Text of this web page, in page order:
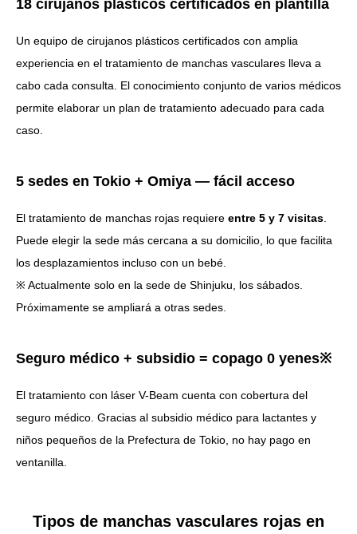
18 cirujanos plásticos certificados en plantilla
Un equipo de cirujanos plásticos certificados con amplia
experiencia en el tratamiento de manchas vasculares lleva a
cabo cada consulta. El conocimiento conjunto de varios médicos
permite elaborar un plan de tratamiento adecuado para cada
caso.
5 sedes en Tokio + Omiya — fácil acceso
El tratamiento de manchas rojas requiere entre 5 y 7 visitas.
Puede elegir la sede más cercana a su domicilio, lo que facilita
los desplazamientos incluso con un bebé.
※ Actualmente solo en la sede de Shinjuku, los sábados.
Próximamente se ampliará a otras sedes.
Seguro médico + subsidio = copago 0 yenes※
El tratamiento con láser V-Beam cuenta con cobertura del
seguro médico. Gracias al subsidio médico para lactantes y
niños pequeños de la Prefectura de Tokio, no hay pago en
ventanilla.
Tipos de manchas vasculares rojas en